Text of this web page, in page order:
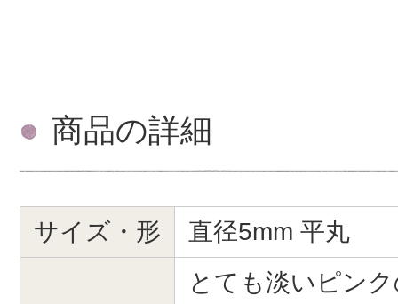
商品の詳細
サイズ・形 直径5mm 平丸
とても淡いピン